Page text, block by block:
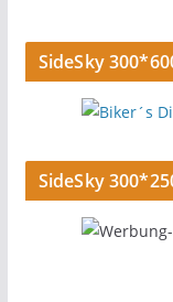
SideSky
SideSky